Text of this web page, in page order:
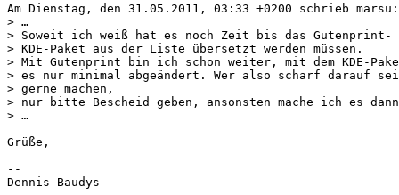
Am Dienstag, den 31.05.2011, 03:33 +0200 schrieb marsu:
> …
> Soweit ich weiß hat es noch Zeit bis das Gutenprint-
> KDE-Paket aus der Liste übersetzt werden müssen.
> Mit Gutenprint bin ich schon weiter, mit dem KDE-
> es nur minimal abgeändert. Wer also scharf darauf
> gerne machen,
> nur bitte Bescheid geben, ansonsten mache ich es
> …
Grüße,
--
Dennis Baudys